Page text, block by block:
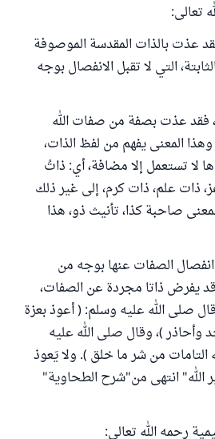
تعالى:
عذت بالذات المقدسة الموصوفة
التي لا تقبل الانفصال بوجه
فقد عذت بصفة من صفات الله
وهذا المعنى يفهم من لفظ الذات،
لا تستعمل إلا مضافة، أي: ذاتُ
ذات علم، ذات كرم، إلى غير ذلك
صاحبة كذا، تأنيث ذو، هذا
الصفات عنها بوجه من
يفرض ذاتا مجردة عن الصفات،
صلى الله عليه وسلم: ( أعوذ بعزة
وأحاذر )، وقال صلى الله عليه
التامات من شر ما خلق ). ولا يَعوذ
الله" انتهى من"شرح الطحاوية"
رحمه الله تعالى: